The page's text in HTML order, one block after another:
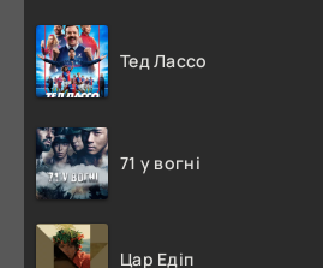
Тед Лассо
71 у вогні
Цар Едіп